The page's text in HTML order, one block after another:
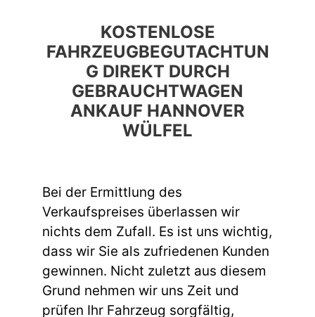
KOSTENLOSE
FAHRZEUGBEGUTACHTUN
G DIREKT DURCH
GEBRAUCHTWAGEN
ANKAUF HANNOVER
WÜLFEL
Bei der Ermittlung des
Verkaufspreises überlassen wir
nichts dem Zufall. Es ist uns wichtig,
dass wir Sie als zufriedenen Kunden
gewinnen. Nicht zuletzt aus diesem
Grund nehmen wir uns Zeit und
prüfen Ihr Fahrzeug sorgfältig,